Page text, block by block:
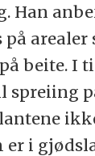
Han
på
beite. I
spreiing
i